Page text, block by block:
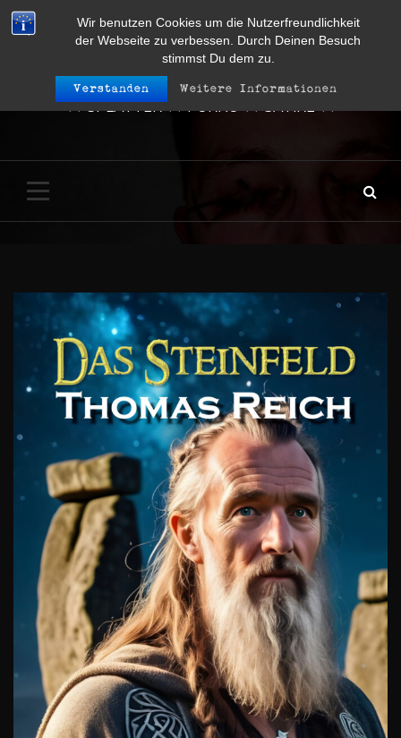
Wir benutzen Cookies um die Nutzerfreundlichkeit
der Webseite zu verbessen. Durch Deinen Besuch
stimmst Du dem zu.
Verstanden Weitere Informationen
Skip
to
content
Bücher von Thomas Reich
++ SPLATTER ++ PORNO ++ SATIRE ++